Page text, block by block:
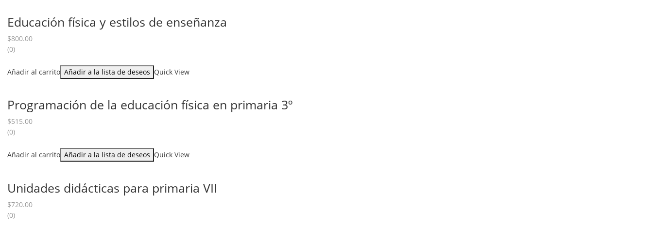
Educación física y estilos de enseñanza
$800.00
(0)
Añadir al carrito Añadir a la lista de deseos Quick View
Programación de la educación física en primaria 3º
$515.00
(0)
Añadir al carrito Añadir a la lista de deseos Quick View
Unidades didácticas para primaria VII
$720.00
(0)